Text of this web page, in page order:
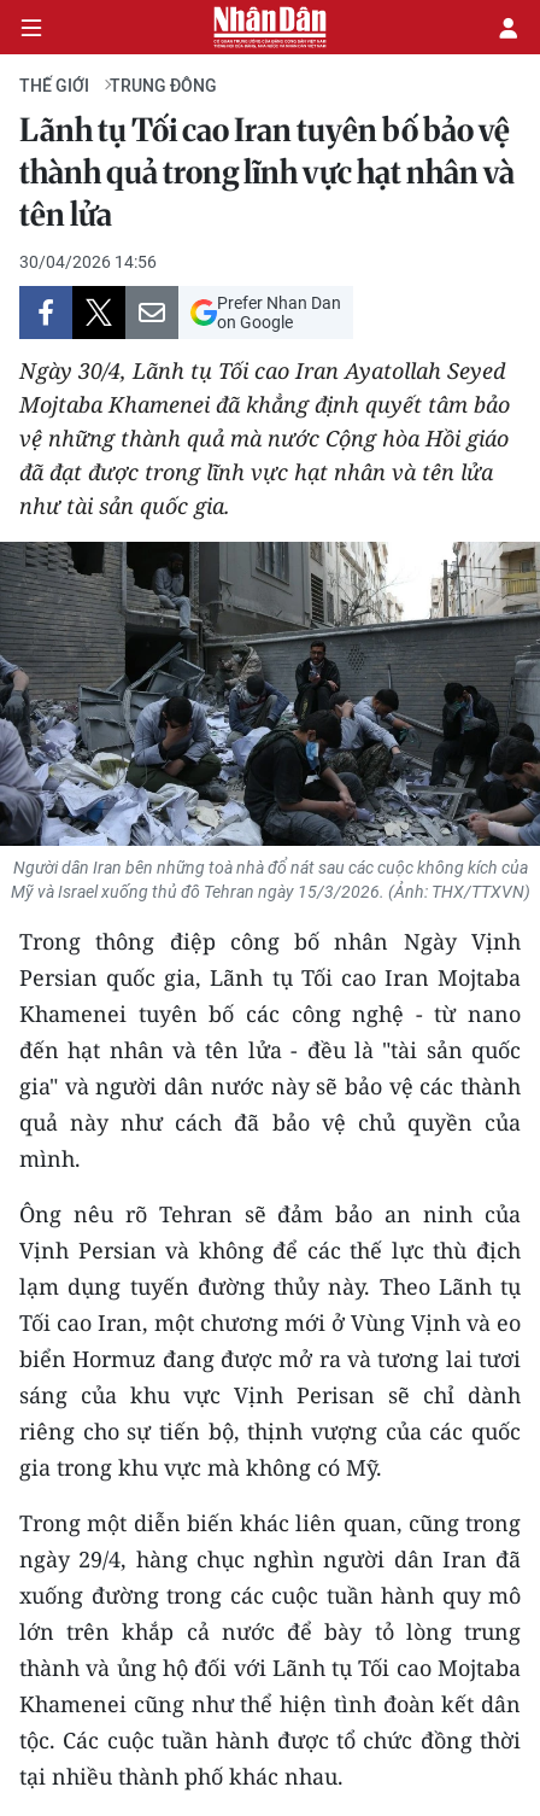
CHÍNH TRỊ
KINH TẾ
VĂN HÓA
XÃ HỘI
PHÁP LUẬT
DU LỊCH
THẾ GIỚI
THỂ THAO
GIÁO DỤC
Y TẾ
KHOA HỌC - CÔNG NGHỆ
MÔI TRƯỜNG
BẠN ĐỌC
TRI THỨC CHUYÊN SÂU
54 DÂN TỘC VIỆT NAM
CHƯƠNG TRÌNH OCOP - MỖI XÃ
MỘT SẢN PHẨM
RADIO
MEDIA CENTER
E-Magazine
Video
Media Chính trị
Media Kinh tế
Media Văn hóa
Media Xã hội
Media Pháp luật
Media Du lịch
Media Thế giới
Media Thể thao
THẾ GIỚI TRUNG ĐÔNG
Lãnh tụ Tối cao Iran tuyên bố bảo vệ
thành quả trong lĩnh vực hạt nhân và
tên lửa
30/04/2026 14:56
Prefer Nhan Dan
on Google
Ngày 30/4, Lãnh tụ Tối cao Iran Ayatollah Seyed
Mojtaba Khamenei đã khẳng định quyết tâm bảo
vệ những thành quả mà nước Cộng hòa Hồi giáo
đã đạt được trong lĩnh vực hạt nhân và tên lửa
như tài sản quốc gia.
Người dân Iran bên những toà nhà đổ nát sau các cuộc không kích của
Mỹ và Israel xuống thủ đô Tehran ngày 15/3/2026. (Ảnh: THX/TTXVN)
Trong thông điệp công bố nhân Ngày Vịnh
Persian quốc gia, Lãnh tụ Tối cao Iran Mojtaba
Khamenei tuyên bố các công nghệ - từ nano
đến hạt nhân và tên lửa - đều là "tài sản quốc
gia" và người dân nước này sẽ bảo vệ các thành
quả này như cách đã bảo vệ chủ quyền của
mình.
Ông nêu rõ Tehran sẽ đảm bảo an ninh của
Vịnh Persian và không để các thế lực thù địch
lạm dụng tuyến đường thủy này. Theo Lãnh tụ
Tối cao Iran, một chương mới ở Vùng Vịnh và eo
biển Hormuz đang được mở ra và tương lai tươi
sáng của khu vực Vịnh Perisan sẽ chỉ dành
riêng cho sự tiến bộ, thịnh vượng của các quốc
gia trong khu vực mà không có Mỹ.
Trong một diễn biến khác liên quan, cũng trong
ngày 29/4, hàng chục nghìn người dân Iran đã
xuống đường trong các cuộc tuần hành quy mô
lớn trên khắp cả nước để bày tỏ lòng trung
thành và ủng hộ đối với Lãnh tụ Tối cao Mojtaba
Khamenei cũng như thể hiện tình đoàn kết dân
tộc. Các cuộc tuần hành được tổ chức đồng thời
tại nhiều thành phố khác nhau.